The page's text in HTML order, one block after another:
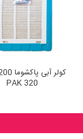
PAK 320